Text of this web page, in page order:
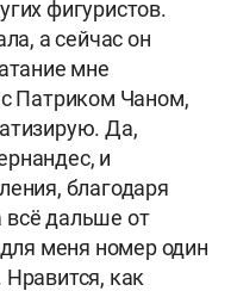
фигуристов.
а сейчас он
мне
Патриком Чаном,
Да,
и
благодаря
дальше от
меня номер один
как